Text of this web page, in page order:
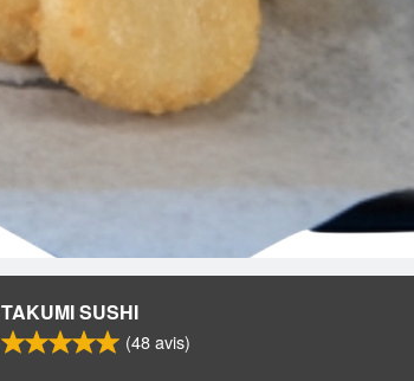
TAKUMI SUSHI
(48avis)